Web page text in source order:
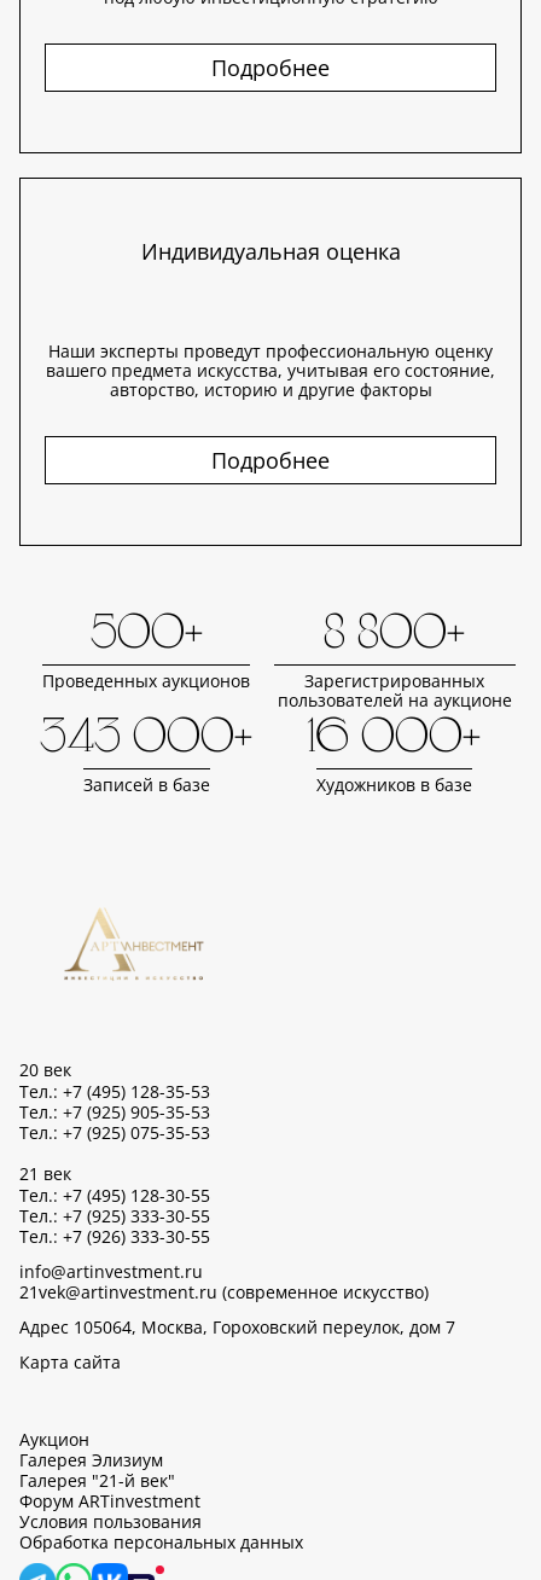
Подробнее
Индивидуальная оценка
Наши эксперты проведут профессиональную оценку
вашего предмета искусства, учитывая его состояние,
авторство, историю и другие факторы
Подробнее
500+
Проведенных аукционов
8 800+
Зарегистрированных
пользователей на аукционе
343 000+
Записей в базе
16 000+
Художников в базе
20 век
Тел.: +7 (495) 128-35-53
Тел.: +7 (925) 905-35-53
Тел.: +7 (925) 075-35-53
21 век
Тел.: +7 (495) 128-30-55
Тел.: +7 (925) 333-30-55
Тел.: +7 (926) 333-30-55
info@artinvestment.ru
21vek@artinvestment.ru (современное искусство)
Адрес 105064, Москва, Гороховский переулок, дом 7
Карта сайта
Аукцион
Галерея Элизиум
Галерея "21-й век"
Форум ARTinvestment
Условия пользования
Обработка персональных данных